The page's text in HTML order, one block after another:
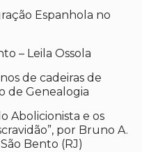
Espanhola no
– Leila Ossola
de cadeiras de
de Genealogia
Abolicionista e os
por Bruno A.
Bento (RJ)